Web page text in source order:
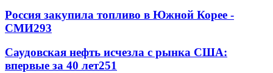
Россия закупила топливо в Южной Корее -
СМИ293
Саудовская нефть исчезла с рынка США:
впервые за 40 лет251